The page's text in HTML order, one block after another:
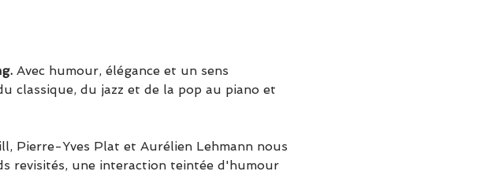
Avec humour, élégance et un sens
classique, du jazz et de la pop au piano et
Pierre-Yves Plat et Aurélien Lehmann nous
revisités, une interaction teintée d'humour